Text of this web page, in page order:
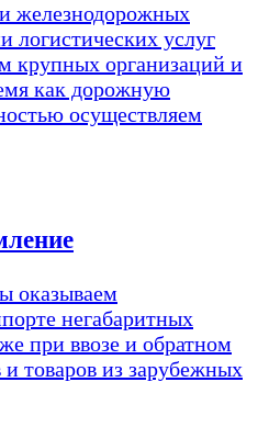
железнодорожных
логистических услуг
крупных организаций и
как дорожную
осуществляем
оказываем
негабаритных
при ввозе и обратном
товаров из зарубежных